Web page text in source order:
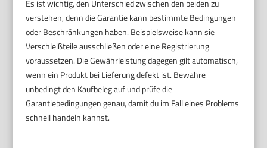
Es ist wichtig, den Unterschied zwischen den beiden zu
verstehen, denn die Garantie kann bestimmte Bedingungen
oder Beschränkungen haben. Beispielsweise kann sie
Verschleißteile ausschließen oder eine Registrierung
voraussetzen. Die Gewährleistung dagegen gilt automatisch,
wenn ein Produkt bei Lieferung defekt ist. Bewahre
unbedingt den Kaufbeleg auf und prüfe die
Garantiebedingungen genau, damit du im Fall eines Problems
schnell handeln kannst.